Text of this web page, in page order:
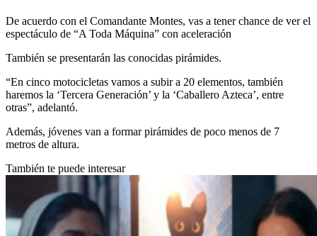
De acuerdo con el Comandante Montes, vas a tener chance de ver el
espectáculo de “A Toda Máquina” con aceleración
También se presentarán las conocidas pirámides.
“En cinco motocicletas vamos a subir a 20 elementos, también
haremos la ‘Tercera Generación’ y la ‘Caballero Azteca’, entre
otras”, adelantó.
Además, jóvenes van a formar pirámides de poco menos de 7
metros de altura.
También te puede interesar